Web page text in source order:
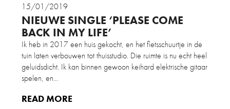
15/01/2019
NIEUWE SINGLE ‘PLEASE COME
BACK IN MY LIFE’
Ik heb in 2017 een huis gekocht, en het fietsschuurtje in de
tuin laten verbouwen tot thuisstudio. Die ruimte is nu echt heel
geluidsdicht. Ik kan binnen gewoon keihard elektrische gitaar
spelen, en...
READ MORE